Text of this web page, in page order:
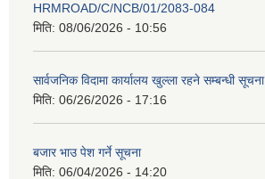
HRMROAD/C/NCB/01/2083-084
मिति: 08/06/2026 - 10:56
सार्वजनिक विदामा कार्यालय खुल्ला रहने सम्बन्धी सूचना
मिति: 06/26/2026 - 17:16
बजार भाउ पेश गर्ने सूचना
मिति: 06/04/2026 - 14:20